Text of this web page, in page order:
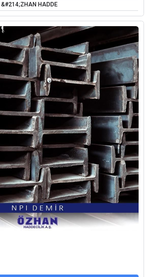
&#214;ZHAN HADDE